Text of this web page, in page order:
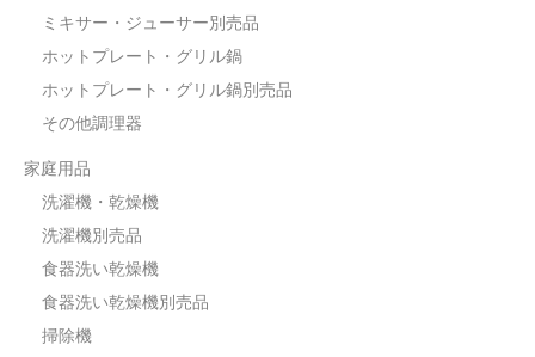
ミキサー・ジューサー別売品
ホットプレート・グリル鍋
ホットプレート・グリル鍋別売品
その他調理器
家庭用品
洗濯機・乾燥機
洗濯機別売品
食器洗い乾燥機
食器洗い乾燥機別売品
掃除機